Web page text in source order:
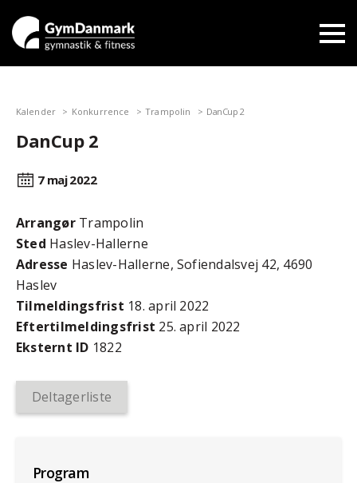
Kalender Konkurrence Trampolin DanCup 2
DanCup 2
7 maj2022
ArrangørTrampolin
Sted Haslev-Hallerne
Adresse Haslev-Hallerne, Sofiendalsvej 42, 4690
Haslev
Tilmeldingsfrist 18. april 2022
Efter­tilmeldings­frist 25. april 2022
Eksternt ID 1822
Deltagerliste
Program